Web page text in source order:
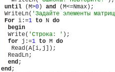
until (M>0) and (M<=Nmax);
WriteLn( 'Задайте элементы
For i:=1 to N do
begin
  Write(
'Строка: ' );
for j:=1 to M do
   Read(A[i,j]);
  ReadLn;
end
end